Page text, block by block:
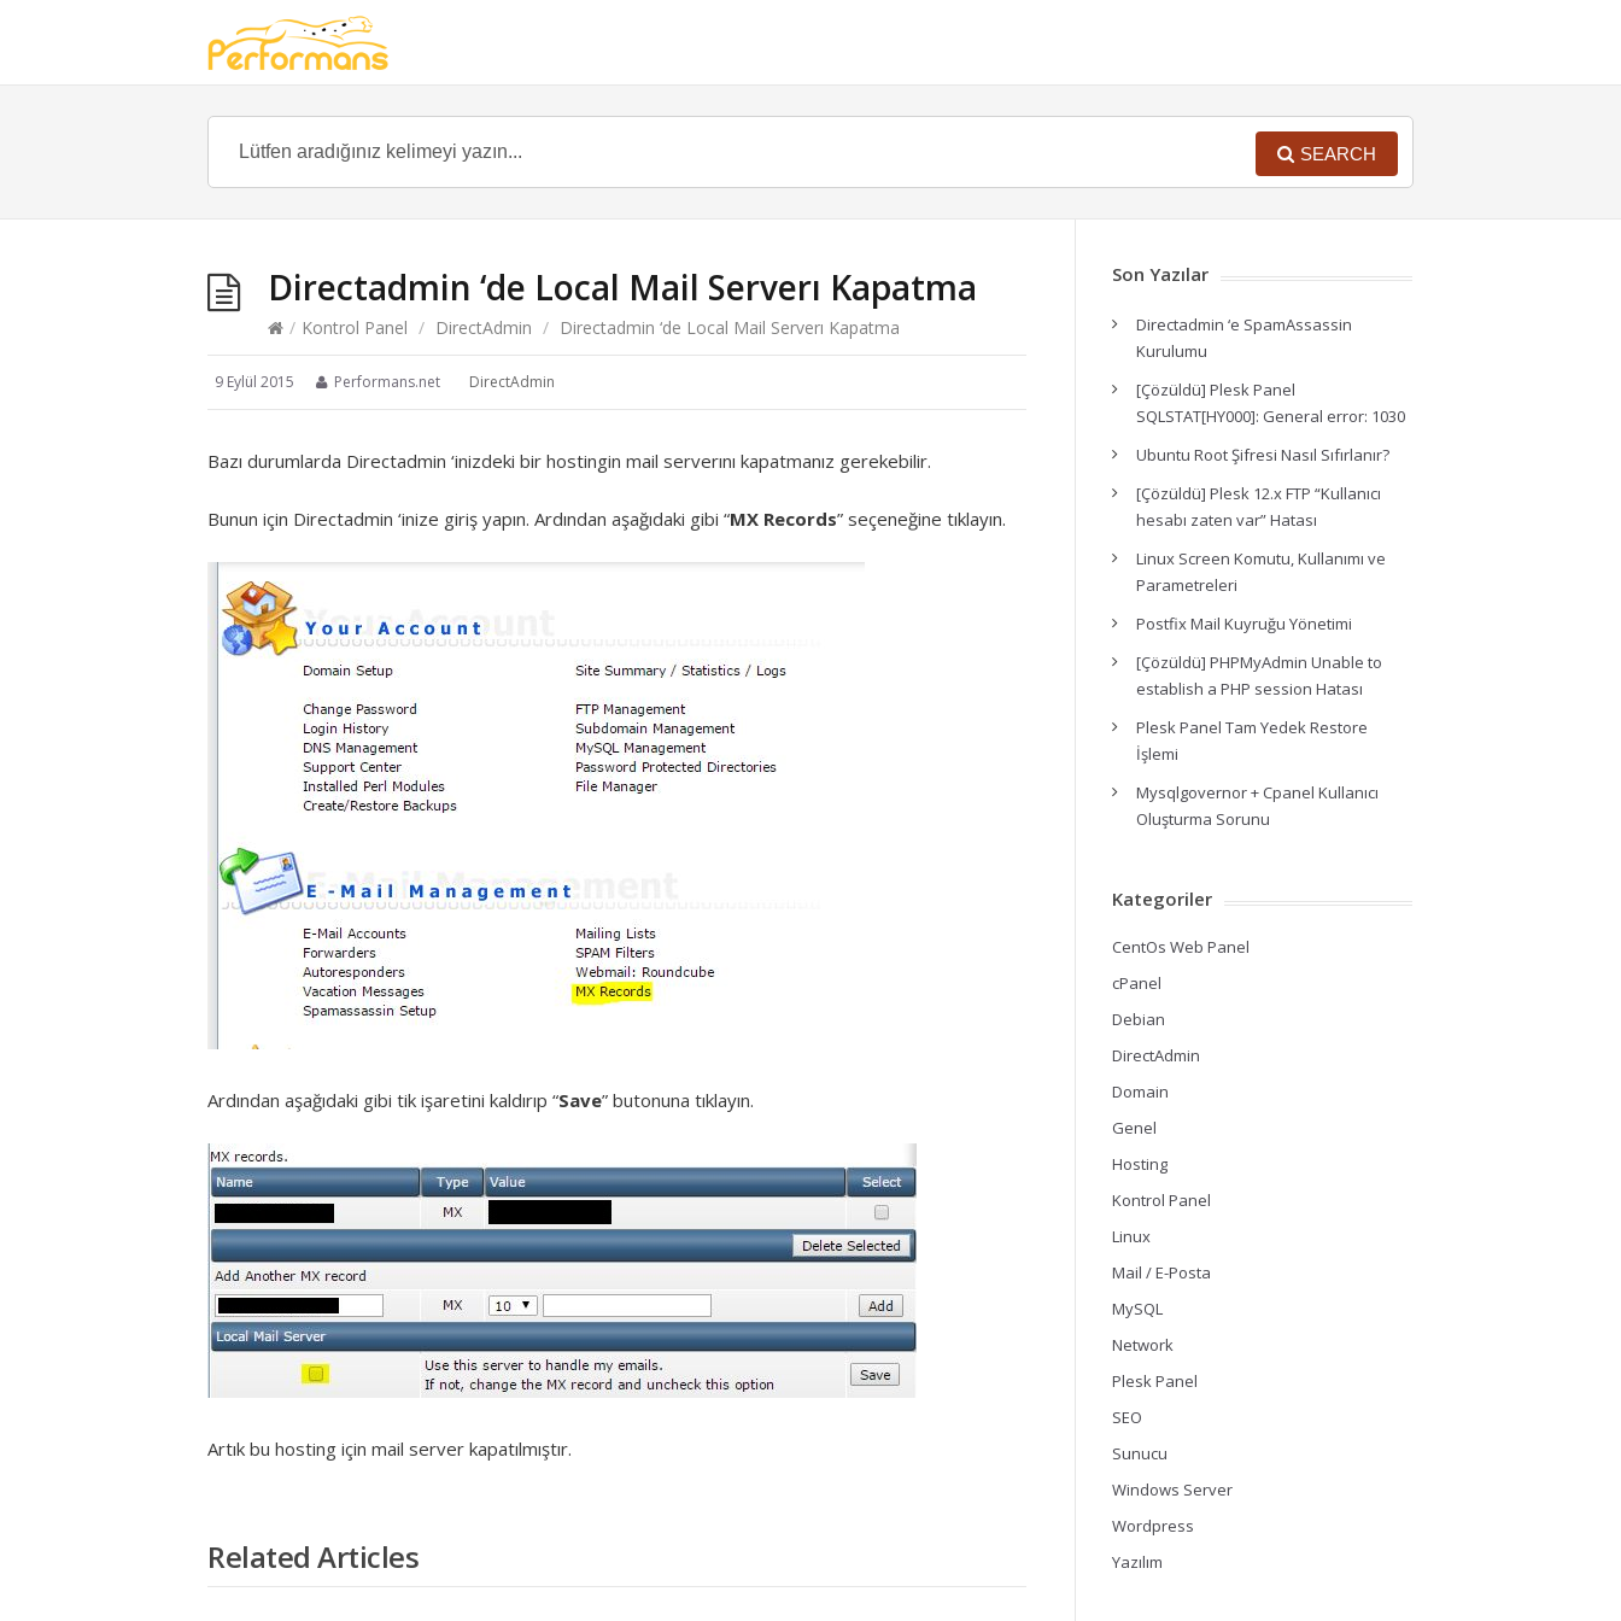
SEARCH
Directadmin ‘de Local Mail Serverı Kapatma
/ Kontrol Panel / DirectAdmin / Directadmin ‘de Local Mail Serverı Kapatma
9 Eylül 2015 Performans.net DirectAdmin
Bazı durumlarda Directadmin ‘inizdeki bir hostingin mail serverını kapatmanız gerekebilir.
Bunun için Directadmin ‘inize giriş yapın. Ardından aşağıdaki gibi “MX Records” seçeneğine tıklayın.
Ardından aşağıdaki gibi tik işaretini kaldırıp “Save” butonuna tıklayın.
Artık bu hosting için mail server kapatılmıştır.
Related Articles
Son Yazılar
Directadmin ‘e SpamAssassin
Kurulumu
[Çözüldü] Plesk Panel
SQLSTAT[HY000]: General error: 1030
Ubuntu Root Şifresi Nasıl Sıfırlanır?
[Çözüldü] Plesk 12.x FTP “Kullanıcı
hesabı zaten var” Hatası
Linux Screen Komutu, Kullanımı ve
Parametreleri
Postfix Mail Kuyruğu Yönetimi
[Çözüldü] PHPMyAdmin Unable to
establish a PHP session Hatası
Plesk Panel Tam Yedek Restore
İşlemi
Mysqlgovernor + Cpanel Kullanıcı
Oluşturma Sorunu
Kategoriler
CentOs Web Panel
cPanel
Debian
DirectAdmin
Domain
Genel
Hosting
Kontrol Panel
Linux
Mail / E-Posta
MySQL
Network
Plesk Panel
SEO
Sunucu
Windows Server
Wordpress
Yazılım